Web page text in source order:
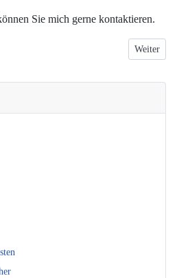
Sie mich gerne kontaktieren.
Nächster
Weiter